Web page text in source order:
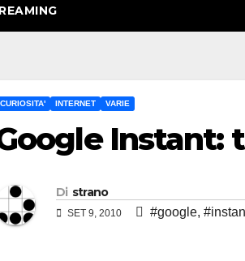
CURIOSITA' INTERNET VARIE
Instant:
Di strano
SET 9, 2010 #google,